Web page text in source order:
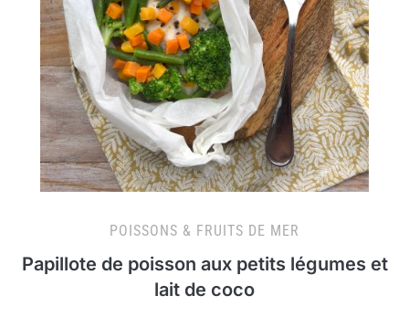
POISSONS & FRUITS DE MER
Papillote de poisson aux petits légumes et
lait de coco